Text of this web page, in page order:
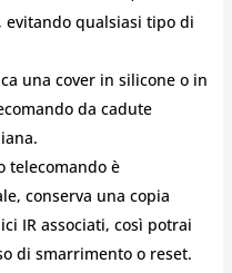
qualsiasi tipo di
una cover in silicone o in
da cadute
telecomando è
conserva una copia
IR associati, così potrai
di smarrimento o reset.